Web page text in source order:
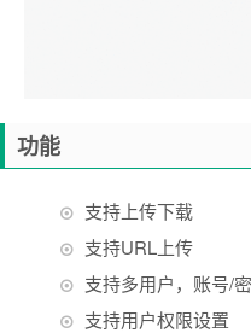
功能
支持上传下载
支持URL上传
支持多用户，账号/
支持用户权限设置